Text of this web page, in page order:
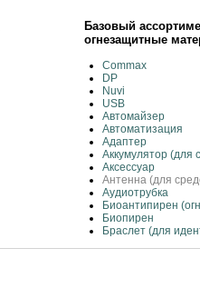
Базовый
огнезащитные
Commax
DP
Nuvi
USB
Автомайзер
Автоматизация
Адаптер
Аккумулятор (для
Аксессуар
Антенна (для
Аудиотрубка
Биоантипирен
Биопирен
Браслет (для